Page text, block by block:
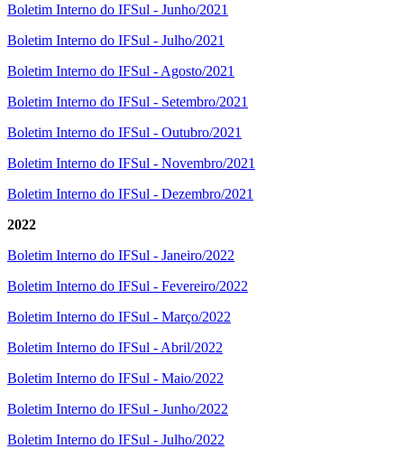
Boletim Interno do IFSul - Junho/2021
Boletim Interno do IFSul - Julho/2021
Boletim Interno do IFSul - Agosto/2021
Boletim Interno do IFSul - Setembro/2021
Boletim Interno do IFSul - Outubro/2021
Boletim Interno do IFSul - Novembro/2021
Boletim Interno do IFSul - Dezembro/2021
2022
Boletim Interno do IFSul - Janeiro/2022
Boletim Interno do IFSul - Fevereiro/2022
Boletim Interno do IFSul - Março/2022
Boletim Interno do IFSul - Abril/2022
Boletim Interno do IFSul - Maio/2022
Boletim Interno do IFSul - Junho/2022
Boletim Interno do IFSul - Julho/2022